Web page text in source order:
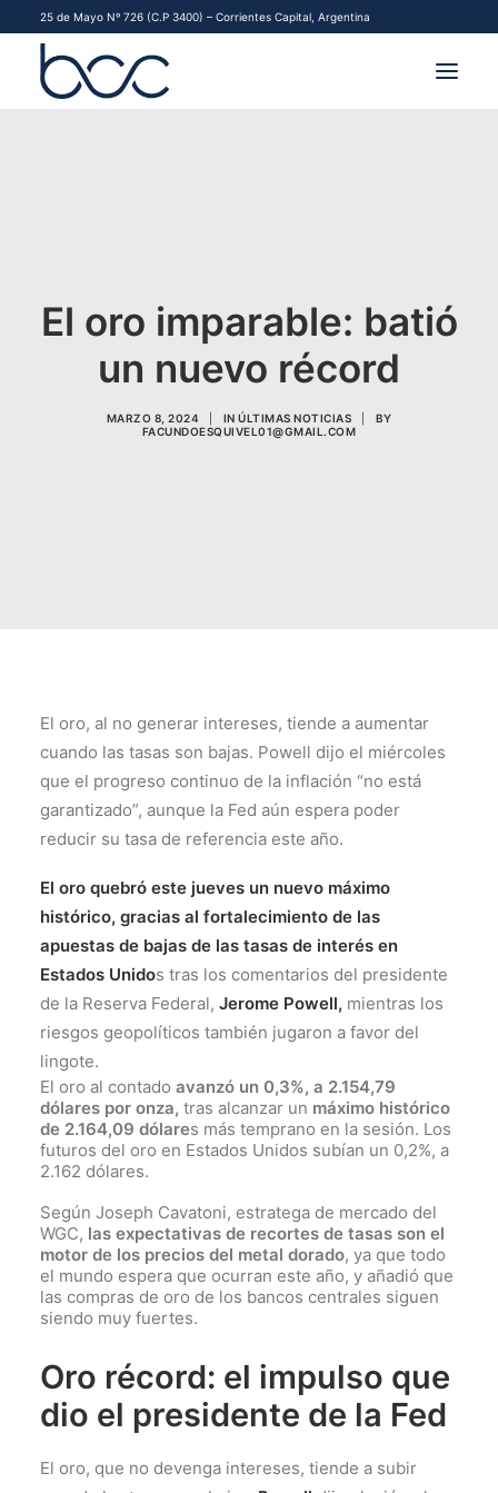
25 de Mayo Nº 726 (C.P 3400) – Corrientes Capital, Argentina
CONTACTO
COMENZAR A OPERAR
El oro imparable: batió
un nuevo récord
MARZO 8, 2024 IN ÚLTIMAS NOTICIAS
BY
FACUNDOESQUIVEL01@GMAIL.COM
El oro, al no generar intereses, tiende a aumentar
cuando las tasas son bajas. Powell dijo el miércoles
que el progreso continuo de la inflación “no está
garantizado”, aunque la Fed aún espera poder
reducir su tasa de referencia este año.
El oro quebró este jueves un nuevo máximo
histórico, gracias al fortalecimiento de las
apuestas de bajas de las tasas de interés en
Estados Unidos tras los comentarios del presidente
de la Reserva Federal, Jerome Powell, mientras los
riesgos geopolíticos también jugaron a favor del
lingote.
El oro al contado avanzó un 0,3%, a 2.154,79
dólares por onza, tras alcanzar un máximo histórico
de 2.164,09 dólares más temprano en la sesión. Los
futuros del oro en Estados Unidos subían un 0,2%, a
2.162 dólares.
Según Joseph Cavatoni, estratega de mercado del
WGC, las expectativas de recortes de tasas son el
motor de los precios del metal dorado, ya que todo
el mundo espera que ocurran este año, y añadió que
las compras de oro de los bancos centrales siguen
siendo muy fuertes.
Oro récord: el impulso que
dio el presidente de la Fed
El oro, que no devenga intereses, tiende a subir